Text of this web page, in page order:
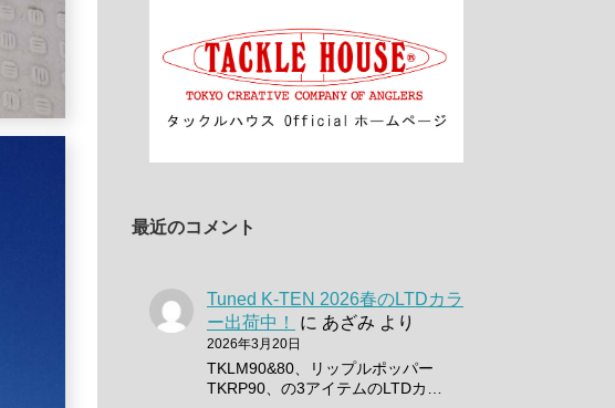
最近のコメント
Tuned K-TEN 2026春のLTDカラ
ー出荷中！
に あざみ より
2026年3月20日
TKLM90&80、リップルポッパー
TKRP90、の3アイテムのLTDカ…